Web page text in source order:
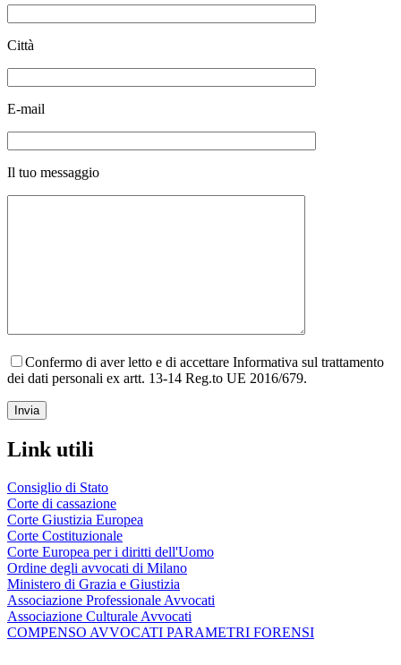
Città
E-mail
Il tuo messaggio
Confermo di aver letto e di accettare Informativa sul trattamento
dei dati personali ex artt. 13-14 Reg.to UE 2016/679.
Link utili
Consiglio di Stato
Corte di cassazione
Corte Giustizia Europea
Corte Costituzionale
Corte Europea per i diritti dell'Uomo
Ordine degli avvocati di Milano
Ministero di Grazia e Giustizia
Associazione Professionale Avvocati
Associazione Culturale Avvocati
COMPENSO AVVOCATI PARAMETRI FORENSI